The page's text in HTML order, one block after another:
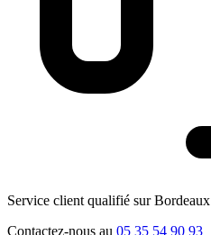
Service client qualifié sur Bordeaux
Contactez-nous au 05 35 54 90 93